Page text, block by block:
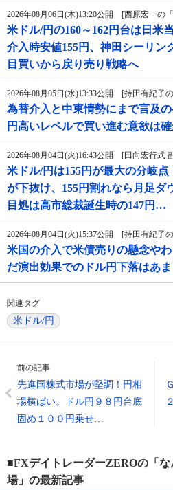
2026年08月06日(木)13:20公開 [西原宏一の
米ドル/円の160～162円台は日米
介入時安値155円、神田シーリン
目買いから戻り売り戦略へ
2026年08月05日(水)13:33公開 [持田有紀子
為替介入と中東情勢にまで言及
円高いレベルで買い進む意欲は
2026年08月04日(火)16:43公開 [田向宏行式
米ドル/円は155円が最大の分岐
が下抜け、155円割れなら月足ダ
目処は高市総裁誕生時の147円…
2026年08月04日(火)15:37公開 [持田有紀子
米国の介入で米債売りの懸念や
だ演出効果でのドル円下落はあ
関連タグ
米ドル/円
前の記事
先進国株式市場が堅調！円相
場横ばい。ドル円９８円台底
固め１００円乗せ…
■FXデイトレーダーZEROの「な
場」の最新記事